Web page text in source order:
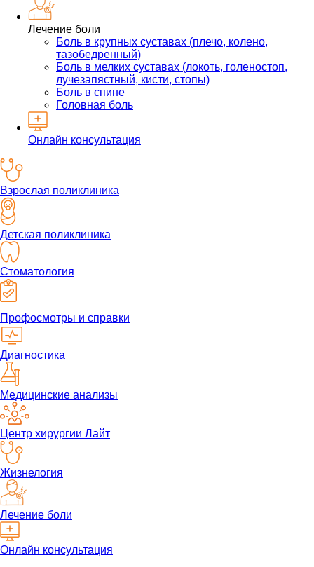
Лечение боли
Боль в крупных суставах (плечо, колено,
тазобедренный)
Боль в мелких суставах (локоть, голеностоп,
лучезапястный, кисти, стопы)
Боль в спине
Головная боль
Онлайн консультация
Взрослая поликлиника
Детская поликлиника
Стоматология
Профосмотры и справки
Диагностика
Медицинские анализы
Центр хирургии Лайт
Жизнелогия
Лечение боли
Онлайн консультация